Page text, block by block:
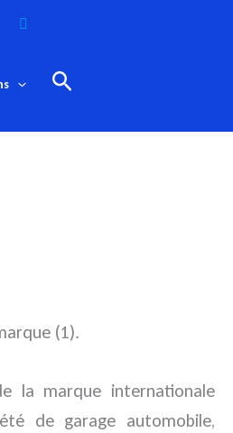
Rechercher
(1).
la marque internationale
de garage automobile,